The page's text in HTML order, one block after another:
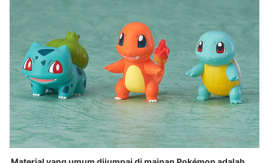
Sumber: goodsmile.info